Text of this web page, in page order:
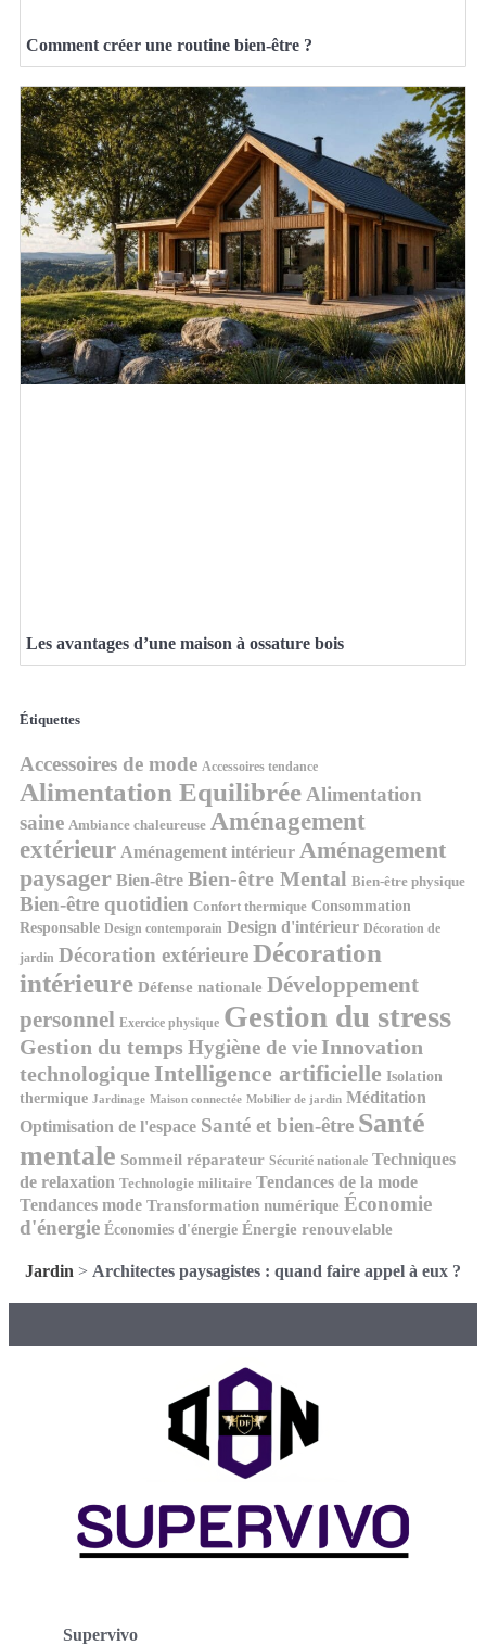
Comment créer une routine bien-être ?
Les avantages d’une maison à ossature bois
Étiquettes
Accessoires de mode Accessoires tendance
Alimentation Equilibrée Alimentation
saine Ambiance chaleureuse Aménagement
extérieur Aménagement intérieur Aménagement
paysager Bien-être Bien-être Mental Bien-être physique
Bien-être quotidien Confort thermique Consommation
Responsable Design contemporain Design d'intérieur Décoration de
jardin Décoration extérieureDécoration
intérieure Défense nationale Développement
personnel Exercice physique Gestion du stress
Gestion du temps Hygiène de vie Innovation
technologique Intelligence artificielle Isolation
thermique Jardinage Maison connectée Mobilier de jardin Méditation
Optimisation de l'espace Santé et bien-être Santé
mentale Sommeil réparateur Sécurité nationale Techniques
de relaxation Technologie militaire Tendances de la mode
Tendances mode Transformation numérique Économie
d'énergie Économies d'énergie Énergie renouvelable
Jardin > Architectes paysagistes : quand faire appel à eux ?
Supervivo